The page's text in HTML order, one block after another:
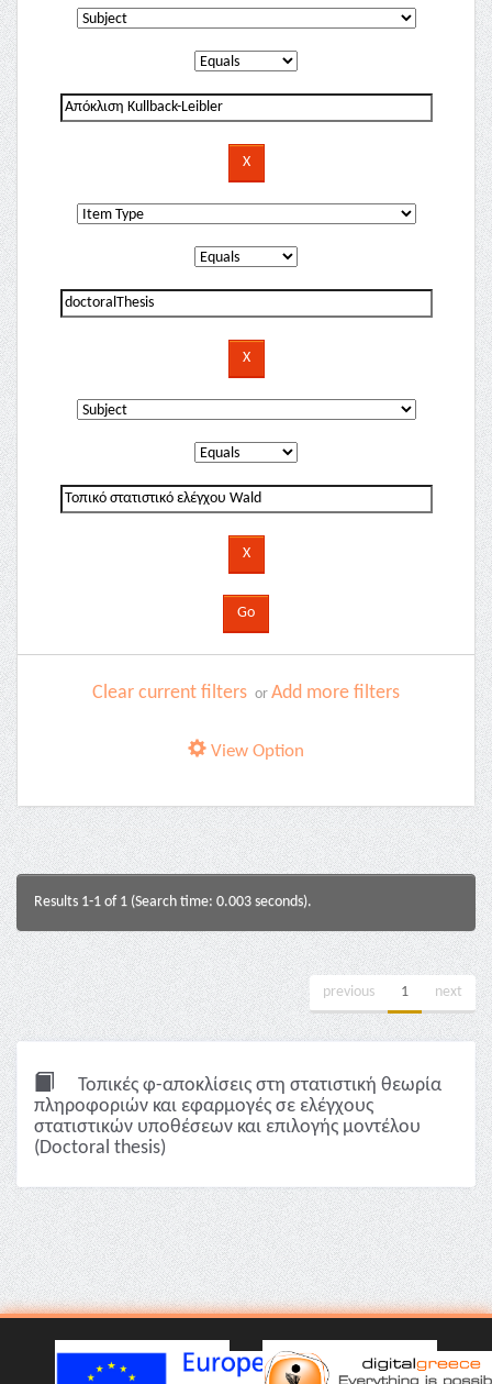
Clear current filters or Add more filters
View Option
Results 1-1 of 1 (Search time: 0.003 seconds).
previous 1 next
Τοπικές φ-αποκλίσεις στη στατιστική θεωρία
πληροφοριών και εφαρμογές σε ελέγχους
στατιστικών υποθέσεων και επιλογής μοντέλου
(Doctoral thesis)